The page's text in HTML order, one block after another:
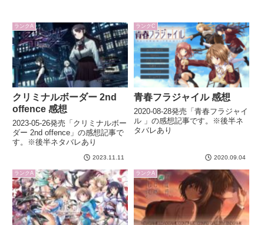
ランクA
クリミナルボーダー 2nd
offence 感想
2023-05-26発売「クリミナルボー
ダー 2nd offence」の感想記事で
す。※後半ネタバレあり
2023.11.11
ランクC
青春フラジャイル 感想
2020-08-28発売「青春フラジャイ
ル 」の感想記事です。※後半ネ
タバレあり
2020.09.04
ランクA ランクA